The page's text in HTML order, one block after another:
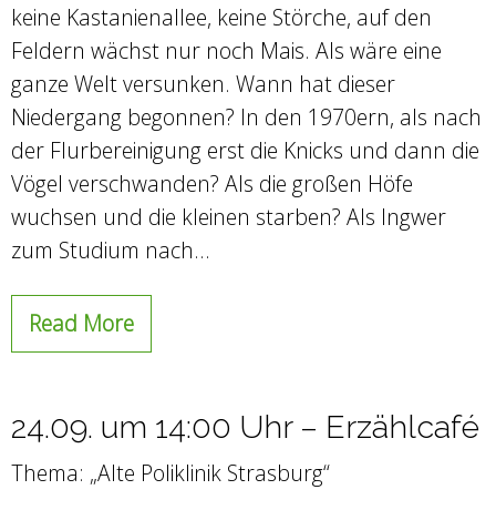
keine Kastanienallee, keine Störche, auf den
Feldern wächst nur noch Mais. Als wäre eine
ganze Welt versunken. Wann hat dieser
Niedergang begonnen? In den 1970ern, als nach
der Flurbereinigung erst die Knicks und dann die
Vögel verschwanden? Als die großen Höfe
wuchsen und die kleinen starben? Als Ingwer
zum Studium nach…
Read More
24.09. um 14:00 Uhr – Erzählcafé
Thema: „Alte Poliklinik Strasburg“